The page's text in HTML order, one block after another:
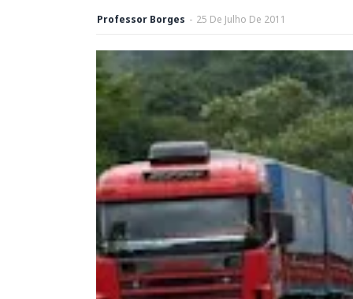
Professor Borges - 25 De Julho De 2011